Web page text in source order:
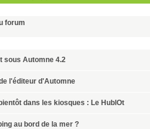
forum
sous Automne 4.2
l'éditeur d'Automne
dans les kiosques : Le HublOt
au bord de la mer ?